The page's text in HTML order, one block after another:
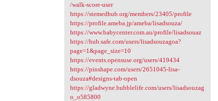
/walk-score-user
https://stemedhub.org/members/23405/profile
https://profile.ameba.jp/ameba/lisadsouza/
https://www.babycenter.com.au/profile/lisadsouaz
https://hub.safe.com/users/lisadsouzagoa?
page=1&page_size=10
https://events.opensuse.org/users/419434
https://pinshape.com/users/2651045-lisa-
dsouza#designs-tab-open
https://gladwyne.bubblelife.com/users/lisadsouzag
o_o585800